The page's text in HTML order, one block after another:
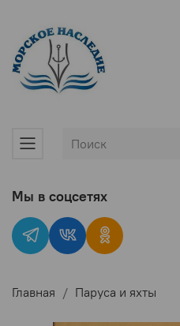
Главная Паруса и яхты
Мы в соцсетях